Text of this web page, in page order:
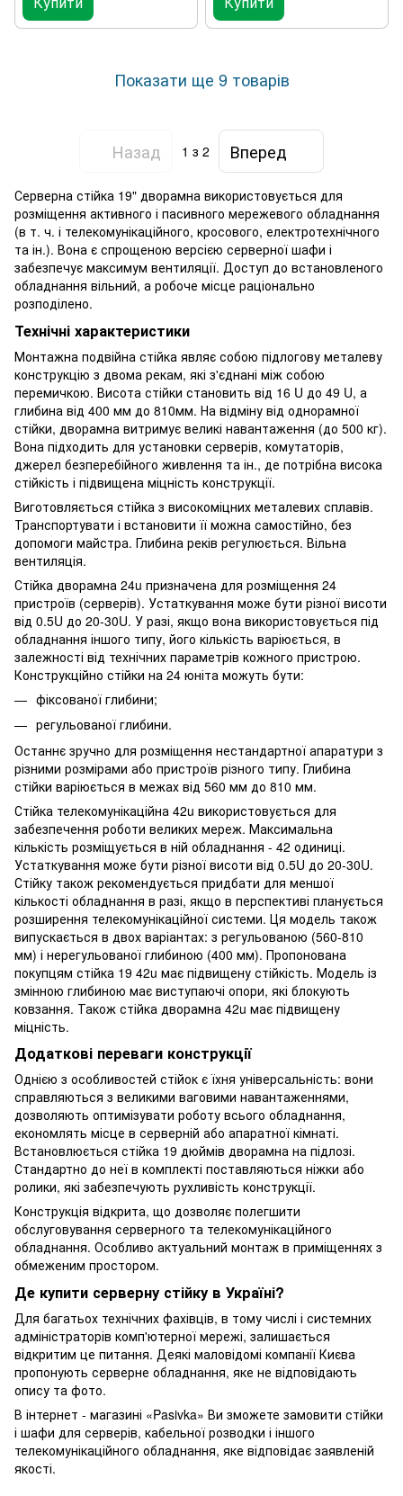
Показати ще 9 товарів
Назад 1 з 2 Вперед
Серверна стійка 19" дворамна використовується для
розміщення активного і пасивного мережевого обладнання
(в т. ч. і телекомунікаційного, кросового, електротехнічного
та ін.). Вона є спрощеною версією серверної шафи і
забезпечує максимум вентиляції. Доступ до встановленого
обладнання вільний, а робоче місце раціонально
розподілено.
Технічні характеристики
Монтажна подвійна стійка являє собою підлогову металеву
конструкцію з двома рекам, які з'єднані між собою
перемичкою. Висота стійки становить від 16 U до 49 U, а
глибина від 400 мм до 810мм. На відміну від однорамної
стійки, дворамна витримує великі навантаження (до 500 кг).
Вона підходить для установки серверів, комутаторів,
джерел безперебійного живлення та ін., де потрібна висока
стійкість і підвищена міцність конструкції.
Виготовляється стійка з високоміцних металевих сплавів.
Транспортувати і встановити її можна самостійно, без
допомоги майстра. Глибина реків регулюється. Вільна
вентиляція.
Стійка дворамна 24u призначена для розміщення 24
пристроїв (серверів). Устаткування може бути різної висоти
від 0.5U до 20-30U. У разі, якщо вона використовується під
обладнання іншого типу, його кількість варіюється, в
залежності від технічних параметрів кожного пристрою.
Конструкційно стійки на 24 юніта можуть бути:
фіксованої глибини;
регульованої глибини.
Останнє зручно для розміщення нестандартної апаратури з
різними розмірами або пристроїв різного типу. Глибина
стійки варіюється в межах від 560 мм до 810 мм.
Стійка телекомунікаційна 42u використовується для
забезпечення роботи великих мереж. Максимальна
кількість розміщується в ній обладнання - 42 одиниці.
Устаткування може бути різної висоти від 0.5U до 20-30U.
Стійку також рекомендується придбати для меншої
кількості обладнання в разі, якщо в перспективі планується
розширення телекомунікаційної системи. Ця модель також
випускається в двох варіантах: з регульованою (560-810
мм) і нерегульованої глибиною (400 мм). Пропонована
покупцям стійка 19 42u має підвищену стійкість. Модель із
змінною глибиною має виступаючі опори, які блокують
ковзання. Також стійка дворамна 42u має підвищену
міцність.
Додаткові переваги конструкції
Однією з особливостей стійок є їхня універсальність: вони
справляються з великими ваговими навантаженнями,
дозволяють оптимізувати роботу всього обладнання,
економлять місце в серверній або апаратної кімнаті.
Встановлюється стійка 19 дюймів дворамна на підлозі.
Стандартно до неї в комплекті поставляються ніжки або
ролики, які забезпечують рухливість конструкції.
Конструкція відкрита, що дозволяє полегшити
обслуговування серверного та телекомунікаційного
обладнання. Особливо актуальний монтаж в приміщеннях з
обмеженим простором.
Де купити серверну стійку в Україні?
Для багатьох технічних фахівців, в тому числі і системних
адміністраторів комп'ютерної мережі, залишається
відкритим це питання. Деякі маловідомі компанії Києва
пропонують серверне обладнання, яке не відповідають
опису та фото.
В інтернет - магазині «Pasivka» Ви зможете замовити стійки
і шафи для серверів, кабельної розводки і іншого
телекомунікаційного обладнання, яке відповідає заявленій
якості.